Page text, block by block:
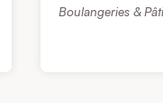
Boulangeries &